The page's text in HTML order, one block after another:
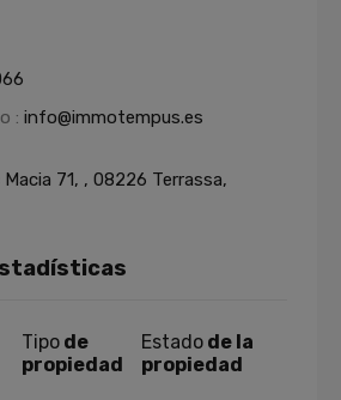
: info@immotempus.es
71, , 08226 Terrassa,
Tipo de
propiedad
Estado de la
propiedad